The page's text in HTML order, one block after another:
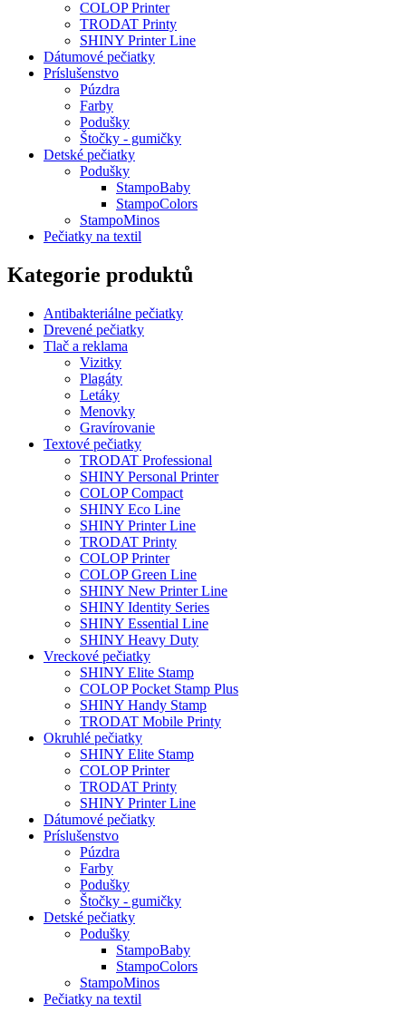
COLOP Printer
TRODAT Printy
SHINY Printer Line
Dátumové pečiatky
Príslušenstvo
Púzdra
Farby
Podušky
Štočky - gumičky
Detské pečiatky
Podušky
StampoBaby
StampoColors
StampoMinos
Pečiatky na textil
Kategorie produktů
Antibakteriálne pečiatky
Drevené pečiatky
Tlač a reklama
Vizitky
Plagáty
Letáky
Menovky
Gravírovanie
Textové pečiatky
TRODAT Professional
SHINY Personal Printer
COLOP Compact
SHINY Eco Line
SHINY Printer Line
TRODAT Printy
COLOP Printer
COLOP Green Line
SHINY New Printer Line
SHINY Identity Series
SHINY Essential Line
SHINY Heavy Duty
Vreckové pečiatky
SHINY Elite Stamp
COLOP Pocket Stamp Plus
SHINY Handy Stamp
TRODAT Mobile Printy
Okruhlé pečiatky
SHINY Elite Stamp
COLOP Printer
TRODAT Printy
SHINY Printer Line
Dátumové pečiatky
Príslušenstvo
Púzdra
Farby
Podušky
Štočky - gumičky
Detské pečiatky
Podušky
StampoBaby
StampoColors
StampoMinos
Pečiatky na textil